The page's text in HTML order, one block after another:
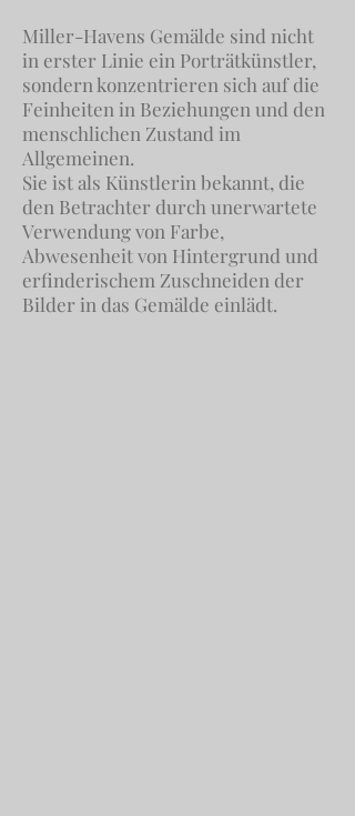
Miller-Havens Gemälde sind nicht
in erster Linie ein Porträtkünstler,
sondern konzentrieren sich auf die
Feinheiten in Beziehungen und den
menschlichen Zustand im
Allgemeinen.
Sie ist als Künstlerin bekannt, die
den Betrachter durch unerwartete
Verwendung von Farbe,
Abwesenheit von Hintergrund und
erfinderischem Zuschneiden der
Bilder in das Gemälde einlädt.